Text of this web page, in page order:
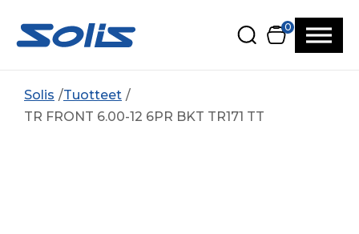
0
Solis
Tuotteet
TR FRONT 6.00-12 6PR BKT TR171 TT